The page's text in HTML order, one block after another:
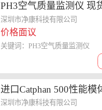
PH3空气质量监测仪 现
深圳市净康科技有限公司
价格面议
关键词：PH3空气质量监测仪
进口Catphan 500性能模
足 Catphan 500 CT功能
深圳市净康科技有限公司